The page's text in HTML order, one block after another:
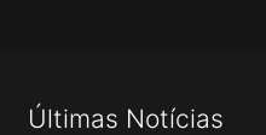
Últimas Notícias